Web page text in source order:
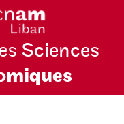
Sciences
miques